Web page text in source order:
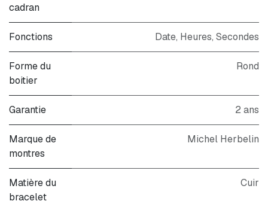
cadran
Fonctions Date, Heures, Secondes
Forme du
boitier
Rond
Garantie 2 ans
Marque de
montres
Michel Herbelin
Matière du
bracelet
Cuir